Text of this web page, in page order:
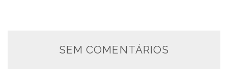
SEM COMENTÁRIOS